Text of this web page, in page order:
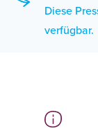
Diese
verfügbar.